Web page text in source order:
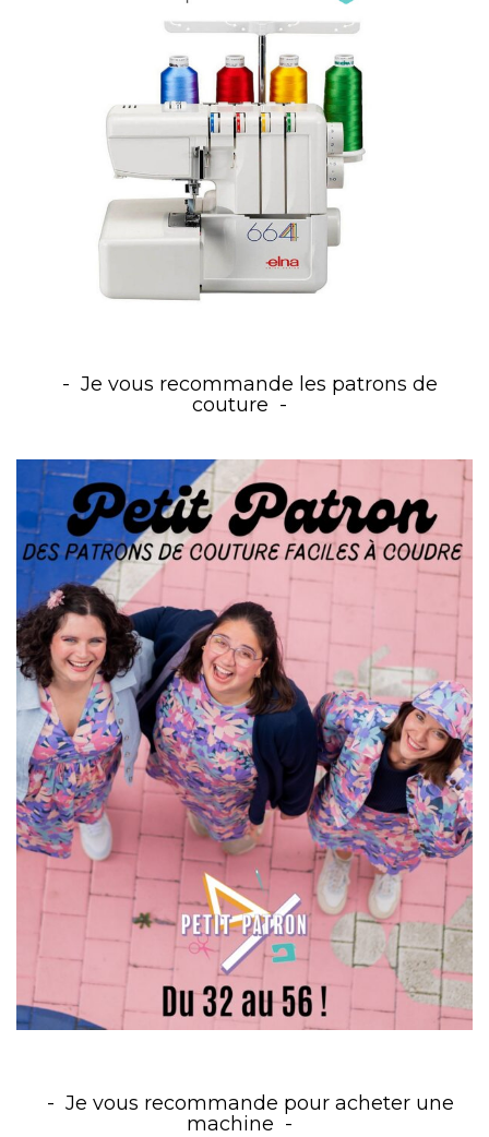
Je vous recommande les patrons de
couture
Je vous recommande pour acheter une
machine